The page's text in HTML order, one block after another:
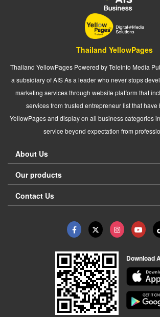
Thailand YellowPages
Thailand YellowPages Powered by Teleinfo Media
a subsidiary of AIS As a leader who never stops
marketing services through website platform that
services from trusted entrepreneur list that have
YellowPages and display on all business categories
service beyond expectation from
About Us
Our products
Contact Us
Download